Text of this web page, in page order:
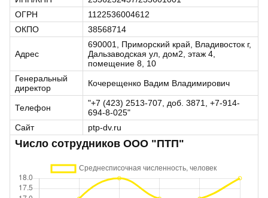
ОГРН
1122536004612
ОКПО
38568714
Адрес
690001, Приморский край, Владивосток г,
Дальзаводская ул, дом2, этаж 4,
помещение 8, 10
Генеральный
директор
Кочерещенко Вадим Владимирович
Телефон
"+7 (423) 2513-707, доб. 3871, +7-914-
694-8-025"
Сайт
ptp-dv.ru
Число сотрудников ООО "ПТП"